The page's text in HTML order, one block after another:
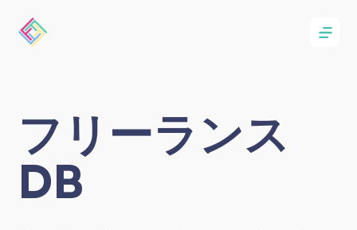
フリーランス
DB